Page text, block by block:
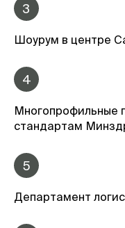
3
Шоурум в центре
4
Многопрофильные
стандартам
5
Департамент